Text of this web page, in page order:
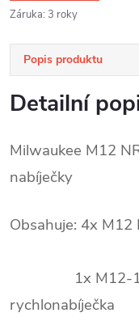
Záruka: 3 roky
Popis produktu
Detailní
Milwaukee M12
nabíječky
Obsahuje: 4x M12
1x M12-18
rychlonabíječka